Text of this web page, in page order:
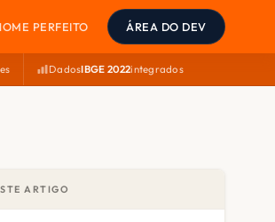
PERFEITO ÁREA DO DEV
DadosIBGE 2022integrados
ARTIGO